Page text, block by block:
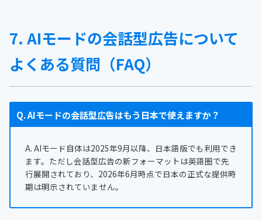
7. AIモードの会話型広告について
よくある質問（FAQ）
Q. AIモードの会話型広告はもう日本で使えますか？
A. AIモード自体は2025年9月以降、日本語版でも利用でき
ます。ただし会話型広告の新フォーマットは英語圏で先
行展開されており、2026年6月時点で日本の正式な提供時
期は明示されていません。